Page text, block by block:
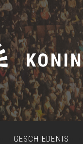
GESCHIEDENIS